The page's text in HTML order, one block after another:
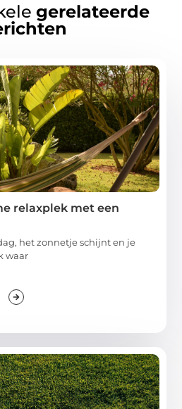
gerelateerde
relaxplek met een
het zonnetje schijnt en je
waar